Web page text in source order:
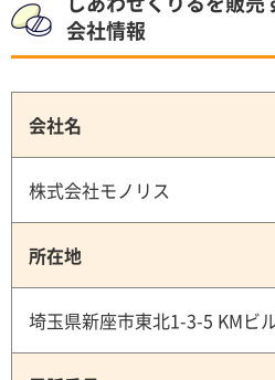
会社情報
会社名
株式会社モノリス
所在地
埼玉県新座市東北1-3-5 KMビ